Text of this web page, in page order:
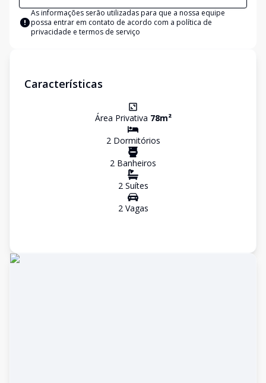
As informações serão utilizadas para que a nossa equipe
possa entrar em contato de acordo com a política de
privacidade e termos de serviço
Características
Área Privativa 78m²
2Dormitórios
2 Banheiros
2Suítes
2Vagas